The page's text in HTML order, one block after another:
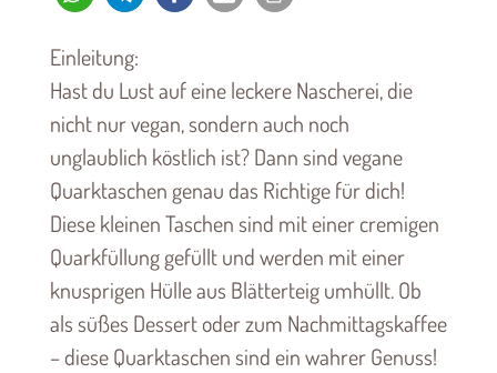
Einleitung:
Hast du Lust auf eine leckere Nascherei, die
nicht nur vegan, sondern auch noch
unglaublich köstlich ist? Dann sind vegane
Quarktaschen genau das Richtige für dich!
Diese kleinen Taschen sind mit einer cremigen
Quarkfüllung gefüllt und werden mit einer
knusprigen Hülle aus Blätterteig umhüllt. Ob
als süßes Dessert oder zum Nachmittagskaffee
– diese Quarktaschen sind ein wahrer Genuss!